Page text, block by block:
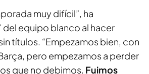
muy difícil”, ha
del equipo blanco al hacer
títulos. “Empezamos bien, con
pero empezamos a perder
que no debimos. Fuimos